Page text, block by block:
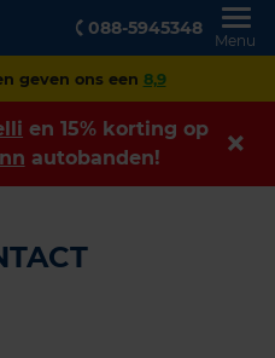
088-5945348
Menu
geven ons een 8,9
en 15% korting op
autobanden!